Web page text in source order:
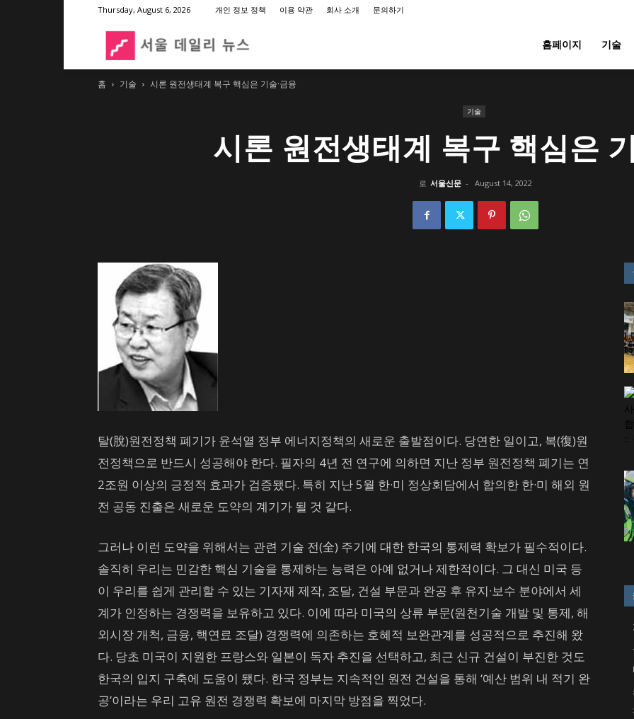
Thursday, August 6, 2026 개인 정보 정책 이용 약관 회사 소개 문의하기
울
데
홈페이지 기술
홈 기술 시론 원전생태계 복구 핵심은 기술·금융
기술
시론 원전생태계 복구 핵심은
로 서울신문 - August 14, 2022
탈(脫)원전정책 폐기가 윤석열 정부 에너지정책의 새로운 출발점이다. 당연한 일이고, 복(復)원
전정책으로 반드시 성공해야 한다. 필자의 4년 전 연구에 의하면 지난 정부 원전정책 폐기는 연
2조원 이상의 긍정적 효과가 검증됐다. 특히 지난 5월 한·미 정상회담에서 합의한 한·미 해외 원
전 공동 진출은 새로운 도약의 계기가 될 것 같다.
그러나 이런 도약을 위해서는 관련 기술 전(全) 주기에 대한 한국의 통제력 확보가 필수적이다.
솔직히 우리는 민감한 핵심 기술을 통제하는 능력은 아예 없거나 제한적이다. 그 대신 미국 등
이 우리를 쉽게 관리할 수 있는 기자재 제작, 조달, 건설 부문과 완공 후 유지·보수 분야에서 세
계가 인정하는 경쟁력을 보유하고 있다. 이에 따라 미국의 상류 부문(원천기술 개발 및 통제, 해
외시장 개척, 금융, 핵연료 조달) 경쟁력에 의존하는 호혜적 보완관계를 성공적으로 추진해 왔
다. 당초 미국이 지원한 프랑스와 일본이 독자 추진을 선택하고, 최근 신규 건설이 부진한 것도
한국의 입지 구축에 도움이 됐다. 한국 정부는 지속적인 원전 건설을 통해 ‘예산 범위 내 적기 완
공’이라는 우리 고유 원전 경쟁력 확보에 마지막 방점을 찍었다.